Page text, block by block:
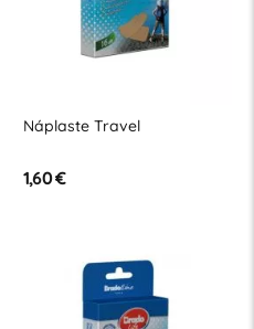
Náplaste Travel
1,60 €